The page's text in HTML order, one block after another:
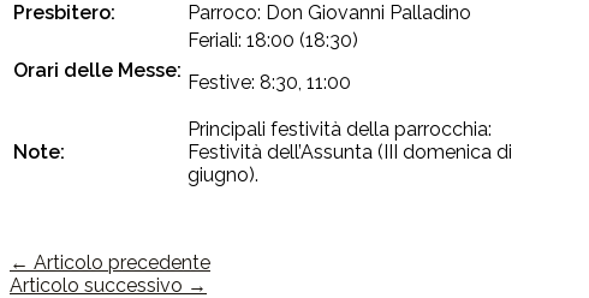
Presbitero:
Parroco: Don Giovanni Palladino
Orari delle Messe:
Feriali: 18:00 (18:30)
Festive: 8:30, 11:00
Note:
Principali festività della parrocchia:
Festività dell’Assunta (III domenica di
giugno).
← Articolo precedente
Articolo successivo →